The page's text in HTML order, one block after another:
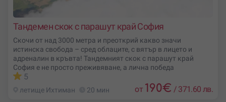
Тандемен скок с парашут край София
Скочи от над 3000 метра и преоткрий какво значи
истинска свобода – сред облаците, с вятър в лицето и
адреналин в кръвта! Тандемният скок с парашут край
София е не просто преживяване, а лична победа
5
летище Ихтиман 20 мин от 190€ / 371.60 лв.